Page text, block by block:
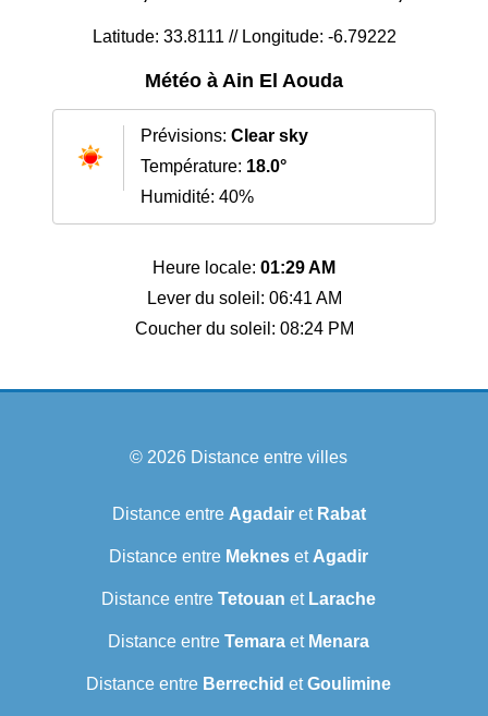
Latitude: 33.8111 // Longitude: -6.79222
Météo à Ain El Aouda
Prévisions: Clear sky
Température: 18.0°
Humidité: 40%
Heure locale: 01:29 AM
Lever du soleil: 06:41 AM
Coucher du soleil: 08:24 PM
© 2026 Distance entre villes
Distance entre Agadairet Rabat
Distance entre Meknes et Agadir
Distance entre Tetouan et Larache
Distance entre Temara et Menara
Distance entre Berrechid etGoulimine